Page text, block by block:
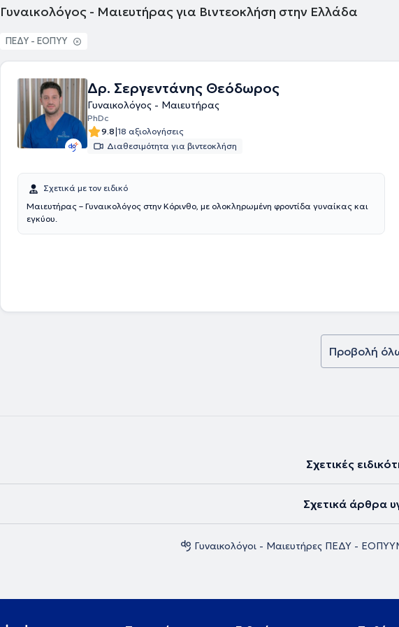
Πρόεδρος του διοικητικού συμβουλίου του Κέντρου Αποκατάστασης ΑΡΩΓΗ και
“Γένεσις”.
Γυναικολόγος - Μαιευτήρας για Βιντεοκλήση στην Ελλάδα
ΠΕΔΥ - ΕΟΠΥΥ
Δρ. Σεργεντάνης Θεόδωρος
Γυναικολόγος - Μαιευτήρας
PhDc
9.8|18 αξιολογήσεις
Διαθεσιμότητα για βιντεοκλήση
Σχετικά με τον ειδικό
Μαιευτήρας – Γυναικολόγος στην Κόρινθο, με ολοκληρωμένη φροντίδα γυναίκας και
εγκύου.
Προβολή
Σχετικές
Σχετικά άρθρα
Γυναικολόγοι - Μαιευτήρες ΠΕΔΥ - ΕΟΠΥΥ